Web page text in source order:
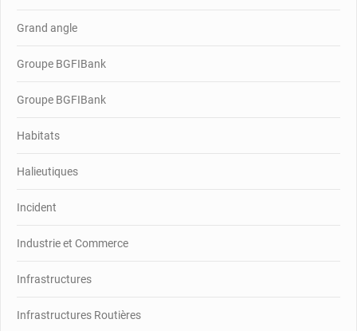
Grand angle
Groupe BGFIBank
Groupe BGFIBank
Habitats
Halieutiques
Incident
Industrie et Commerce
Infrastructures
Infrastructures Routières